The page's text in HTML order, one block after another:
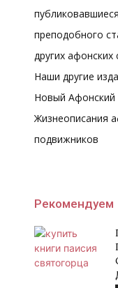
преподобного
других афонских
Наши другие
Новый Афонский
Жизнеописания
подвижников
Рекомендуем